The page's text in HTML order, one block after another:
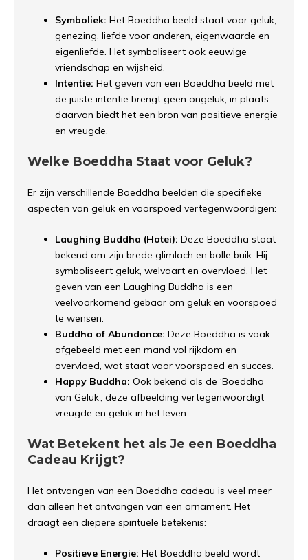
Symboliek: Het Boeddha beeld staat voor geluk,
genezing, liefde voor anderen, eigenwaarde en
eigenliefde. Het symboliseert ook eeuwige
vriendschap en wijsheid.
Intentie: Het geven van een Boeddha beeld met
de juiste intentie brengt geen ongeluk; in plaats
daarvan biedt het een bron van positieve energie
en vreugde.
Welke Boeddha Staat voor Geluk?
Er zijn verschillende Boeddha beelden die specifieke
aspecten van geluk en voorspoed vertegenwoordigen:
Laughing Buddha (Hotei): Deze Boeddha staat
bekend om zijn brede glimlach en bolle buik. Hij
symboliseert geluk, welvaart en overvloed. Het
geven van een Laughing Buddha is een
veelvoorkomend gebaar om geluk en voorspoed
te wensen.
Buddha of Abundance: Deze Boeddha is vaak
afgebeeld met een mand vol rijkdom en
overvloed, wat staat voor voorspoed en succes.
Happy Buddha: Ook bekend als de ‘Boeddha
van Geluk’, deze afbeelding vertegenwoordigt
vreugde en geluk in het leven.
Wat Betekent het als Je een Boeddha
Cadeau Krijgt?
Het ontvangen van een Boeddha cadeau is veel meer
dan alleen het ontvangen van een ornament. Het
draagt een diepere spirituele betekenis:
Positieve Energie: Het Boeddha beeld wordt